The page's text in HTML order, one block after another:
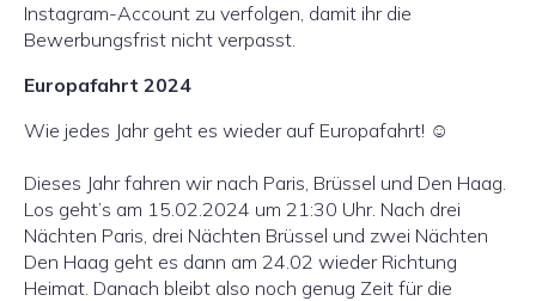
Instagram-Account zu verfolgen, damit ihr die
Bewerbungsfrist nicht verpasst.
Europafahrt 2024
Wie jedes Jahr geht es wieder auf Europafahrt! ☺
Dieses Jahr fahren wir nach Paris, Brüssel und Den Haag.
Los geht’s am 15.02.2024 um 21:30 Uhr. Nach drei
Nächten Paris, drei Nächten Brüssel und zwei Nächten
Den Haag geht es dann am 24.02 wieder Richtung
Heimat. Danach bleibt also noch genug Zeit für die